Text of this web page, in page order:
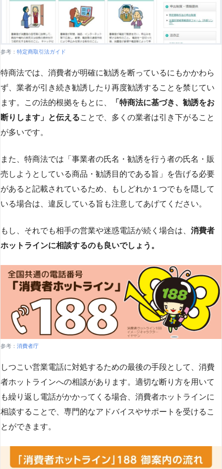
参考： 特定商取引法ガイド
特商法では、消費者が明確に勧誘を断っているにもかかわら
ず、業者が引き続き勧誘したり再度勧誘することを禁じてい
ます。この法的根拠をもとに、
「特商法に基づき、勧誘をお
断りします」と伝えることで、多くの業者は引き下がること
が多いです​​。
また、特商法では「事業者の氏名・勧誘を行う者の氏名・販
売しようとしている商品・勧誘目的である旨」を告げる必要
があると記載されているため、もしどれか１つでもを隠して
いる場合は、違反している旨も注意してあげてください。
もし、それでも相手の営業や迷惑電話が続く場合は、 消費者
ホットラインに相談するのも良いでしょう。
参考： 消費者庁
しつこい営業電話に対処するための最後の手段として、消費
者ホットラインへの相談があります。適切な断り方を用いて
も繰り返し電話がかかってくる場合、消費者ホットラインに
相談することで、専門的なアドバイスやサポートを受けるこ
とができます​​。